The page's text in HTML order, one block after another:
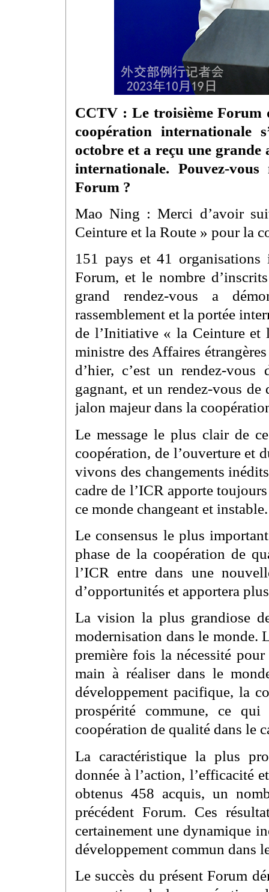
CCTV : Le troisième Forum
coopération internationale
octobre et a reçu une
internationale. Pouvez-
Forum ?
Mao Ning : Merci d’avoir
Ceinture et la Route » pour la
151 pays et 41 organisations
Forum, et le nombre
grand rendez-vous a
rassemblement et la portée
de l’Initiative « la Ceinture et
ministre des Affaires
d’hier, c’est un rendez-
gagnant, et un rendez-vous
jalon majeur dans la
Le message le plus clair de
coopération, de l’ouverture et
vivons des changements
cadre de l’ICR apporte
ce monde changeant et instable.
Le consensus le plus
phase de la coopération de
l’ICR entre dans une
d’opportunités et apportera
La vision la plus grandiose
modernisation dans le
première fois la nécessité
main à réaliser dans le
développement pacifique, la
prospérité commune, ce
coopération de qualité dans le
La caractéristique la plus
donnée à l’action, l’efficacité
obtenus 458 acquis, un
précédent Forum. Ces
certainement une dynamique
développement commun dans
Le succès du présent Forum